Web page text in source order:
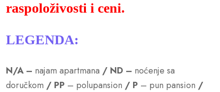
raspoloživosti i ceni.
LEGENDA:
N/A – najam apartmana / ND – noćenje sa
doručkom / PP – polupansion / P – pun pansion /